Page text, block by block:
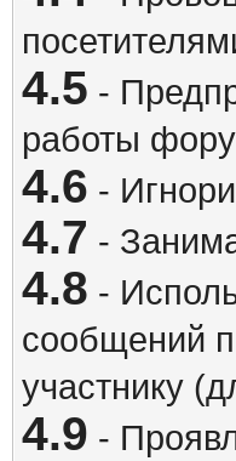
4.5 -
работы
4.6 -
4.7 -
4.8 -
сообщений
участнику
4.9 -